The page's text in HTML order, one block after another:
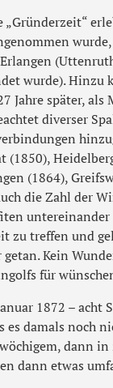
wurde). Hinzu
Jahre später, als
diverser
(1850),
(1864),
die Zahl der
untereinander
zu treffen und
Kein
für
1872 – acht
damals noch
dann
dann etwas